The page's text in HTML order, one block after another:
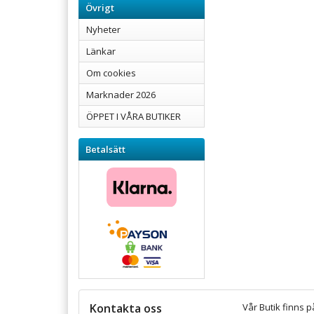
Övrigt
Nyheter
Länkar
Om cookies
Marknader 2026
ÖPPET I VÅRA BUTIKER
Betalsätt
Kontakta oss
Vår Butik finns